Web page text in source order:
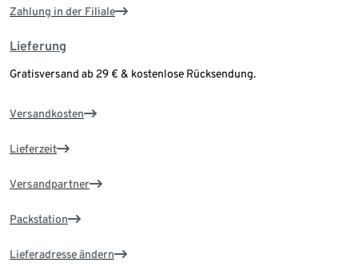
Zahlung in der Filiale
Lieferung
Gratisversand ab 29 € & kostenlose Rücksendung.
Versandkosten
Lieferzeit
Versandpartner
Packstation
Lieferadresse ändern